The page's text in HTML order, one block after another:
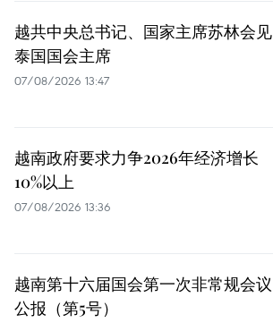
越共中央总书记、国家主席苏林会见
泰国国会主席
07/08/2026 13:47
越南政府要求力争2026年经济增长
10%以上
07/08/2026 13:36
越南第十六届国会第一次非常规会议
公报（第5号）